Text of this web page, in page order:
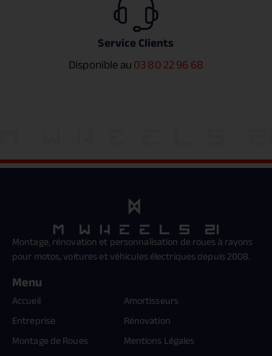
Service Clients
Disponible au03 80 22 96 68
Montage, rénovation et personnalisation de roues à rayons
pour motos, voitures et véhicules électriques depuis 2008.
Menu
Accueil
Entreprise
Montage de Roues
Amortisseurs
Rénovation
Mentions Légales